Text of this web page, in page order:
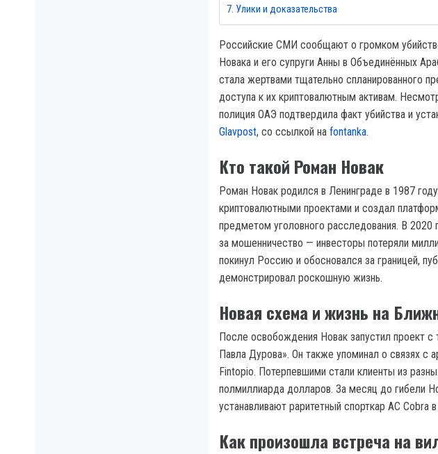
Улики и доказательства
Российские СМИ сообщают о громком
Новака и его супруги Анны в Объединённых
стала жертвами тщательно спланированного
доступа к их криптовалютным активам.
полиция ОАЭ подтвердила факт убийства и
Glavpost, со ссылкой на fontanka.
Кто такой Роман Новак
Роман Новак родился в Ленинграде в 1987
криптовалютными проектами и создал
предметом уголовного расследования. В 2020
за мошенничество — инвесторы потеряли
покинул Россию и обосновался за границей,
демонстрировал роскошную жизнь.
Новая схема и жизнь на
После освобождения Новак запустил проект
Павла Дурова». Он также упоминал о связях с
Fintopio. Потерпевшими стали клиенты из
полмиллиарда долларов. За месяц до гибели
устанавливают раритетный спорткар AC
Как произошла встреча на